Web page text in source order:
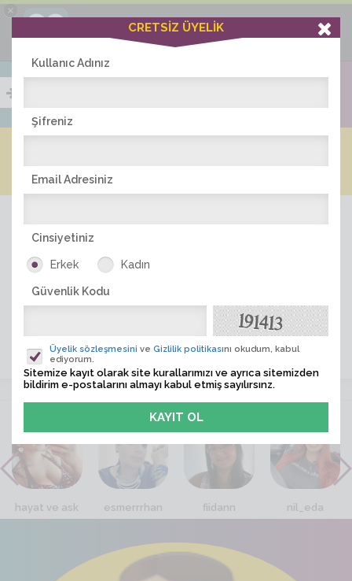
×
Ciddiask Uygulaması
+1 Hafta Gold Üyelik Kazan
Bedava - com.ciddi.ask
İNDİR
ÜYE ARA
VİTRİN
hayat ve ask esmerrrhan fiidann nil_eda
CRETSİZ ÜYELİK
Kullanıc Adınız
Şifreniz
Email Adresiniz
Cinsiyetiniz
Erkek Kadın
Güvenlik Kodu
Üyelik sözleşmesini ve Gizlilik politikasını okudum, kabul
ediyorum.
Sitemize kayıt olarak site kurallarımızı ve ayrıca sitemizden
bildirim e-postalarını almayı kabul etmiş sayılırsınz.